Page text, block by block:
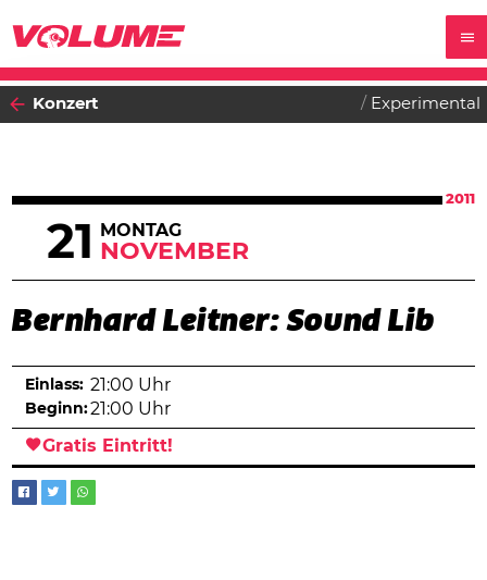
Konzert Experimental
2011
21 MONTAG
NOVEMBER
Bernhard Leitner: Sound Lib
Einlass: 21:00 Uhr
Beginn:21:00 Uhr
Gratis Eintritt!